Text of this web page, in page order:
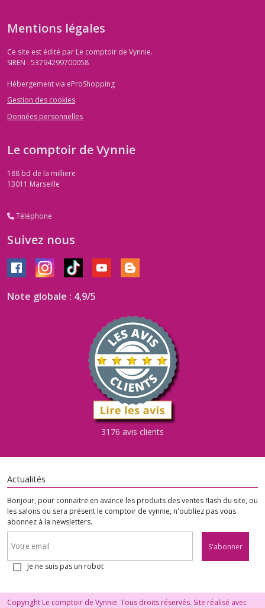
Mentions légales
Ce site est édité par Le comptoir de Vynnie.
SIREN : 53794299700058
Hébergement via eProShopping
Gestion des cookies
Données personnelles
Le comptoir de Vynnie
188 bd de la milliere
13011 Marseille
Téléphone
Suivez nous
Note globale : 4,9/5
3176 avis clients
Actualités
Bonjour, pour connaitre en avance les produits des ventes flash du site, ou
les salons ou sera présent le comptoir de vynnie, n'oubliez pas vous
abonnez à la newsletters.
S'abonner
Je ne suis pas un robot
Copyright Le comptoir de Vynnie. Tous droits réservés. Site réalisé avec